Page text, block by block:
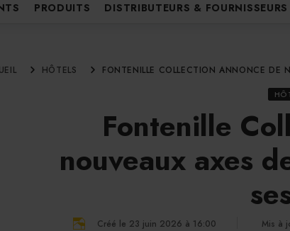
PRODUITS DISTRIBUTEURS & FOURNISSEURS
HÔTELS FONTENILLE COLLECTION ANNONCE DE
Fontenille
nouveaux axes
Créé le 23 juin 2026 à 16:00 Mis à